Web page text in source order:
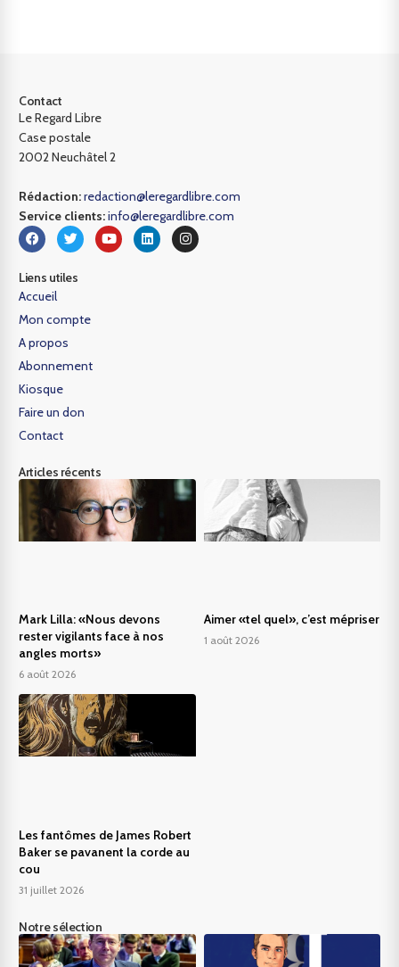
Contact
Le Regard Libre
Case postale
2002 Neuchâtel 2
Rédaction:redaction@leregardlibre.com
Service clients:info@leregardlibre.com
Liens utiles
Accueil
Mon compte
A propos
Abonnement
Kiosque
Faire un don
Contact
Articles récents
Mark Lilla: «Nous devons
rester vigilants face à nos
angles morts»
6 août 2026
Aimer «tel quel», c’est mépriser
1 août 2026
Les fantômes de James Robert
Baker se pavanent la corde au
cou
31 juillet 2026
Notre sélection